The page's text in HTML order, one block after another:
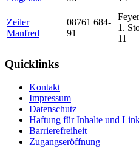
Zeiler
Manfred
08761 684-
91
1.
11
Quicklinks
Kontakt
Impressum
Datenschutz
Haftung für Inhalte und
Barrierefreiheit
Zugangseröffnung